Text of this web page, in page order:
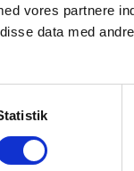
vores partnere
data med
kan jeg